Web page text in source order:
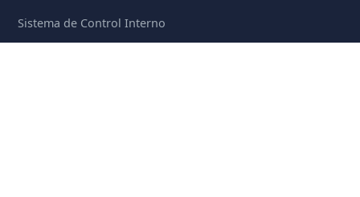
Sistema de Control Interno